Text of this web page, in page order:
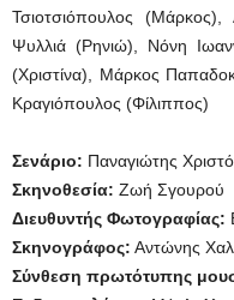
Τσιοτσιόπουλος (Μάρκος),
Ψυλλιά (Ρηνιώ), Νόνη
(Χριστίνα), Μάρκος
Κραγιόπουλος (Φίλιππος)
Σενάριο: Παναγιώτης
Σκηνοθεσία: Ζωή Σγουρού
Διευθυντής Φωτογραφίας:
Σκηνογράφος: Αντώνης
Σύνθεση πρωτότυπης